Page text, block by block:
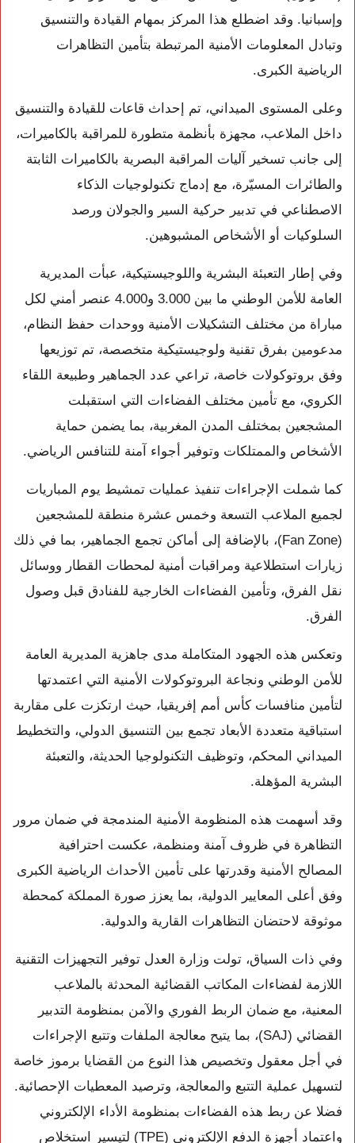
وإسبانيا. وقد اضطلع هذا المركز بمهام القيادة والتنسيق
وتبادل المعلومات الأمنية المرتبطة بتأمين التظاهرات
الرياضية الكبرى.
وعلى المستوى الميداني، تم إحداث قاعات للقيادة والتنسيق
داخل الملاعب، مجهزة بأنظمة متطورة للمراقبة بالكاميرات،
إلى جانب تسخير آليات المراقبة البصرية بالكاميرات الثابتة
والطائرات المسيّرة، مع إدماج تكنولوجيات الذكاء
الاصطناعي في تدبير حركية السير والجولان ورصد
السلوكيات أو الأشخاص المشبوهين.
وفي إطار التعبئة البشرية واللوجيستيكية، عبأت المديرية
العامة للأمن الوطني ما بين 3.000 و4.000 عنصر أمني لكل
مباراة من مختلف التشكيلات الأمنية ووحدات حفظ النظام،
مدعومين بفرق تقنية ولوجيستيكية متخصصة، تم توزيعها
وفق بروتوكولات خاصة، تراعي عدد الجماهير وطبيعة اللقاء
الكروي، مع تأمين مختلف الفضاءات التي استقبلت
المشجعين بمختلف المدن المغربية، بما يضمن حماية
الأشخاص والممتلكات وتوفير أجواء آمنة للتنافس الرياضي.
كما شملت الإجراءات تنفيذ عمليات تمشيط يوم المباريات
لجميع الملاعب التسعة وخمس عشرة منطقة للمشجعين
(Fan Zone)، بالإضافة إلى أماكن تجمع الجماهير، بما في ذلك
زيارات استطلاعية ومراقبات أمنية لمحطات القطار ووسائل
نقل الفرق، وتأمين الفضاءات الخارجية للفنادق قبل وصول
الفرق.
وتعكس هذه الجهود المتكاملة مدى جاهزية المديرية العامة
للأمن الوطني ونجاعة البروتوكولات الأمنية التي اعتمدتها
لتأمين منافسات كأس أمم إفريقيا، حيث ارتكزت على مقاربة
استباقية متعددة الأبعاد تجمع بين التنسيق الدولي، والتخطيط
الميداني المحكم، وتوظيف التكنولوجيا الحديثة، والتعبئة
البشرية المؤهلة.
وقد أسهمت هذه المنظومة الأمنية المندمجة في ضمان مرور
التظاهرة في ظروف آمنة ومنظمة، عكست احترافية
المصالح الأمنية وقدرتها على تأمين الأحداث الرياضية الكبرى
وفق أعلى المعايير الدولية، بما يعزز صورة المملكة كمحطة
موثوقة لاحتضان التظاهرات القارية والدولية.
وفي ذات السياق، تولت وزارة العدل توفير التجهيزات التقنية
اللازمة لفضاءات المكاتب القضائية المحدثة بالملاعب
المعنية، مع ضمان الربط الفوري والآمن بمنظومة التدبير
القضائي (SAJ)، بما يتيح معالجة الملفات وتتبع الإجراءات
في أجل معقول وتخصيص هذا النوع من القضايا برموز خاصة
لتسهيل عملية التتبع والمعالجة، وترصيد المعطيات الإحصائية.
فضلا عن ربط هذه الفضاءات بمنظومة الأداء الإلكتروني
واعتماد أجهزة الدفع الإلكتروني (TPE) لتيسير استخلاص